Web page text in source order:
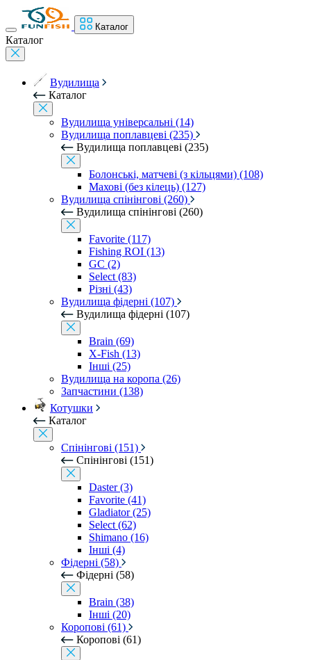
Каталог
Каталог
Вудилища
Каталог
Вудилища універсальні (14)
Вудилища поплавцеві (235)
Вудилища поплавцеві (235)
Болонські, матчеві (з кільцями) (108)
Махові (без кілець) (127)
Вудилища спінінгові (260)
Вудилища спінінгові (260)
Favorite (117)
Fishing ROI (13)
GC (2)
Select (83)
Різні (43)
Вудилища фідерні (107)
Вудилища фідерні (107)
Brain (69)
X-Fish (13)
Інші (25)
Вудилища на коропа (26)
Запчастини (138)
Котушки
Каталог
Спінінгові (151)
Спінінгові (151)
Daster (3)
Favorite (41)
Gladiator (25)
Select (62)
Shimano (16)
Інші (4)
Фідерні (58)
Фідерні (58)
Brain (38)
Інші (20)
Коропові (61)
Коропові (61)